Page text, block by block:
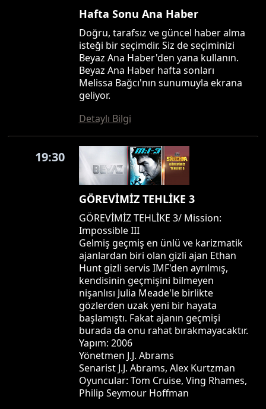
Hafta Sonu Ana Haber
Doğru, tarafsız ve güncel haber alma
isteği bir seçimdir. Siz de seçiminizi
Beyaz Ana Haber'den yana kullanın.
Beyaz Ana Haber hafta sonları
Melissa Bağcı'nın sunumuyla ekrana
geliyor.
Detaylı Bilgi
19:30
GÖREVİMİZ TEHLİKE 3
GÖREVİMİZ TEHLİKE 3/ Mission:
Impossible III
Gelmiş geçmiş en ünlü ve karizmatik
ajanlardan biri olan gizli ajan Ethan
Hunt gizli servis IMF'den ayrılmış,
kendisinin geçmişini bilmeyen
nişanlısı Julia Meade'le birlikte
gözlerden uzak yeni bir hayata
başlamıştı. Fakat ajanın geçmişi
burada da onu rahat bırakmayacaktır.
Yapım: 2006
Yönetmen J.J. Abrams
Senarist J.J. Abrams, Alex Kurtzman
Oyuncular: Tom Cruise, Ving Rhames,
Philip Seymour Hoffman